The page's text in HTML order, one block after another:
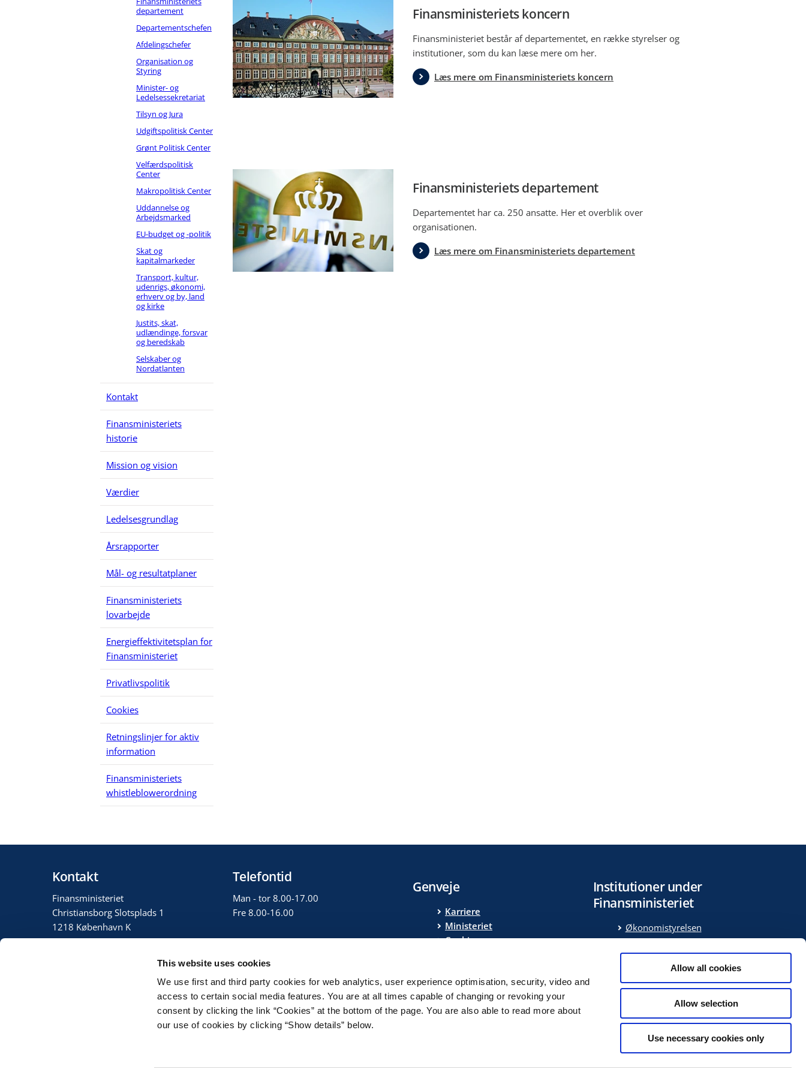
This website uses cookies
We use first and third party cookies for web analytics, user experience optimisation, security, video and
access to certain social media features. You are at all times capable of changing or revoking your
consent by clicking the link “Cookies” at the bottom of the page. You are also able to read more about
our use of cookies by clicking “Show details” below.
Allow all cookies
Allow selection
Use necessary cookies only
departement
Departementschefen
Afdelingschefer
Organisation og
Styring
Minister- og
Ledelsessekretariat
Tilsyn og Jura
Udgiftspolitisk Center
Grønt Politisk Center
Velfærdspolitisk
Center
Makropolitisk Center
Uddannelse og
Arbejdsmarked
EU-budget og -politik
Skat og
kapitalmarkeder
Transport, kultur,
udenrigs, økonomi,
erhverv og by, land
og kirke
Justits, skat,
udlændinge, forsvar
og beredskab
Selskaber og
Nordatlanten
Kontakt
Finansministeriets
historie
Mission og vision
Værdier
Ledelsesgrundlag
Årsrapporter
Mål- og resultatplaner
Finansministeriets
lovarbejde
Energieffektivitetsplan for
Finansministeriet
Privatlivspolitik
Cookies
Retningslinjer for aktiv
information
Finansministeriets
whistleblowerordning
Finansministeriets koncern
Finansministeriet består af departementet, en række styrelser og
institutioner, som du kan læse mere om her.
Læs mere om Finansministeriets koncern
Finansministeriets departement
Departementet har ca. 250 ansatte. Her et overblik over
organisationen.
Læs mere om Finansministeriets departement
Kontakt
Finansministeriet
Christiansborg Slotsplads 1
1218 København K
Telefontid
Man - tor 8.00-17.00
Fre 8.00-16.00
Genveje
Karriere
Ministeriet
Cookies
Finansministeriets
whistleblowerordning
Regeringen
Institutioner under
Finansministeriet
Økonomistyrelsen
Medarbejder- og
Kompetencestyrelsen
Statens Administration
Statens It